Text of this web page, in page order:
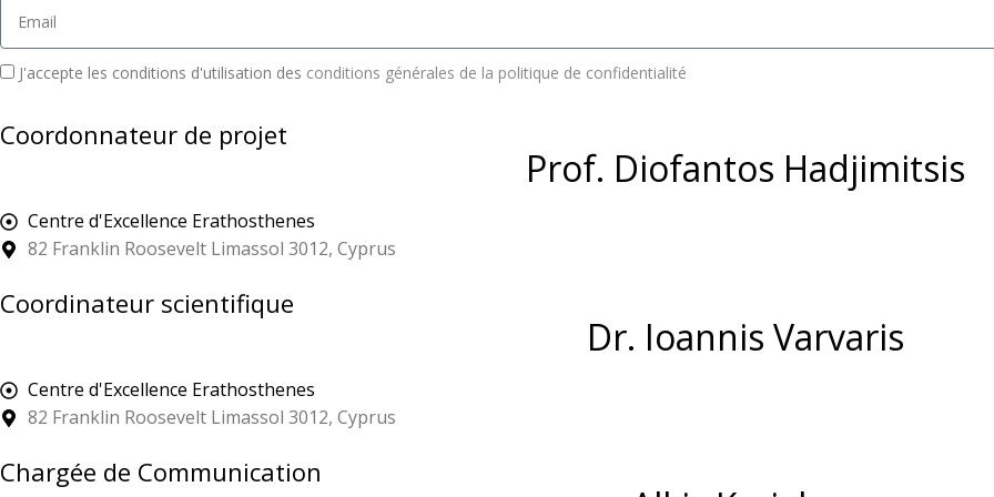
J'accepte les conditions d'utilisation des conditions générales de la politique de confidentialité
Coordonnateur de projet
Prof. Diofantos Hadjimitsis
Centre d'Excellence Erathosthenes
82 Franklin Roosevelt Limassol 3012, Cyprus
Coordinateur scientifique
Dr. Ioannis Varvaris
Centre d'Excellence Erathosthenes
82 Franklin Roosevelt Limassol 3012, Cyprus
Chargée de Communication